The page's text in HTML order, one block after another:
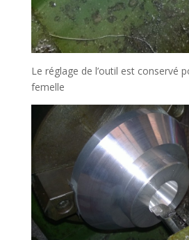
Le réglage de l’outil est conservé
femelle